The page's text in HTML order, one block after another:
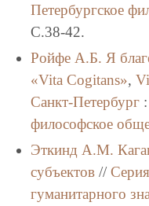
Петербургское
C.38-42.
Ройфе А.Б. Я
«Vita Cogitans»,
Санкт-Петербург:
философское
Эткинд А.М.
субъектов//
гуманитарного